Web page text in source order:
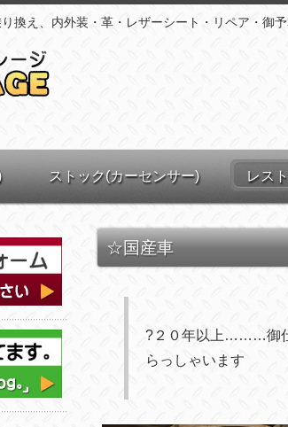
換え、内外装・革・レザーシート・リペア・御
ストック(カーセンサー) レス
☆国産車
? ２０年以上………御仕
らっしゃいます